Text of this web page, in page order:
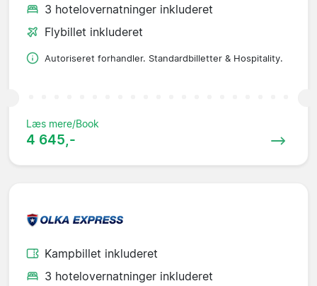
3 hotelovernatninger inkluderet
Flybillet inkluderet
Autoriseret forhandler. Standardbilletter & Hospitality.
Læs mere/Book
4 645,-
Kampbillet inkluderet
3 hotelovernatninger inkluderet